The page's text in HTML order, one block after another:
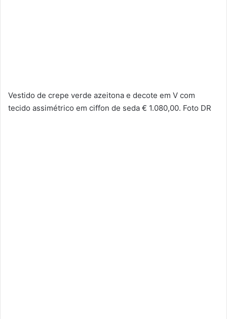
Vestido de crepe verde azeitona e decote em V com
tecido assimétrico em ciffon de seda € 1.080,00. Foto DR